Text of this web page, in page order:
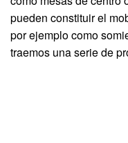
pueden constituir el
por ejemplo como
traemos una serie de